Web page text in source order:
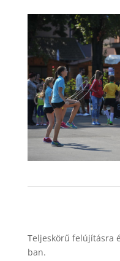
Teljeskörű felújításra
ban.